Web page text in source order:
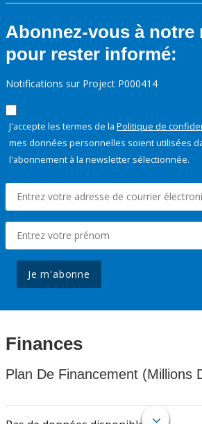
Abonnez-vous à notre
pour rester informé:
Notifications sur Project P000414
J'accepte les termes de la Politique de
mes données personnelles soient utilisées
l'abonnement à la newsletter sélectionnée.
Je m'abonne
Finances
Plan De Financement (Millions